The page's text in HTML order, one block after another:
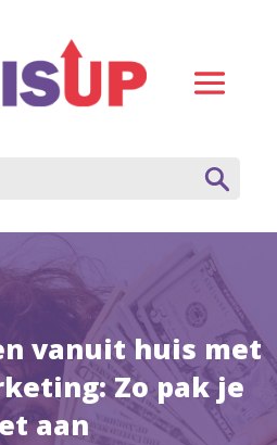
vanuit huis met
Zo pak je
aan